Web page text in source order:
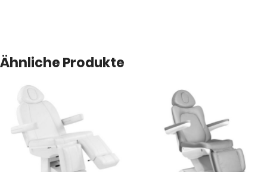
Ähnliche Produkte